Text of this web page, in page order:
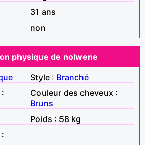
31 ans
non
physique de nolwene
Style : Branché
Couleur des cheveux :
Bruns
Poids : 58 kg